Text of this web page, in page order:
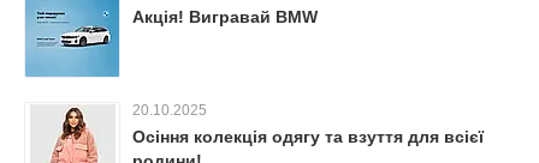
Акція! Вигравай BMW
20.10.2025
Осіння колекція одягу та взуття для всієї